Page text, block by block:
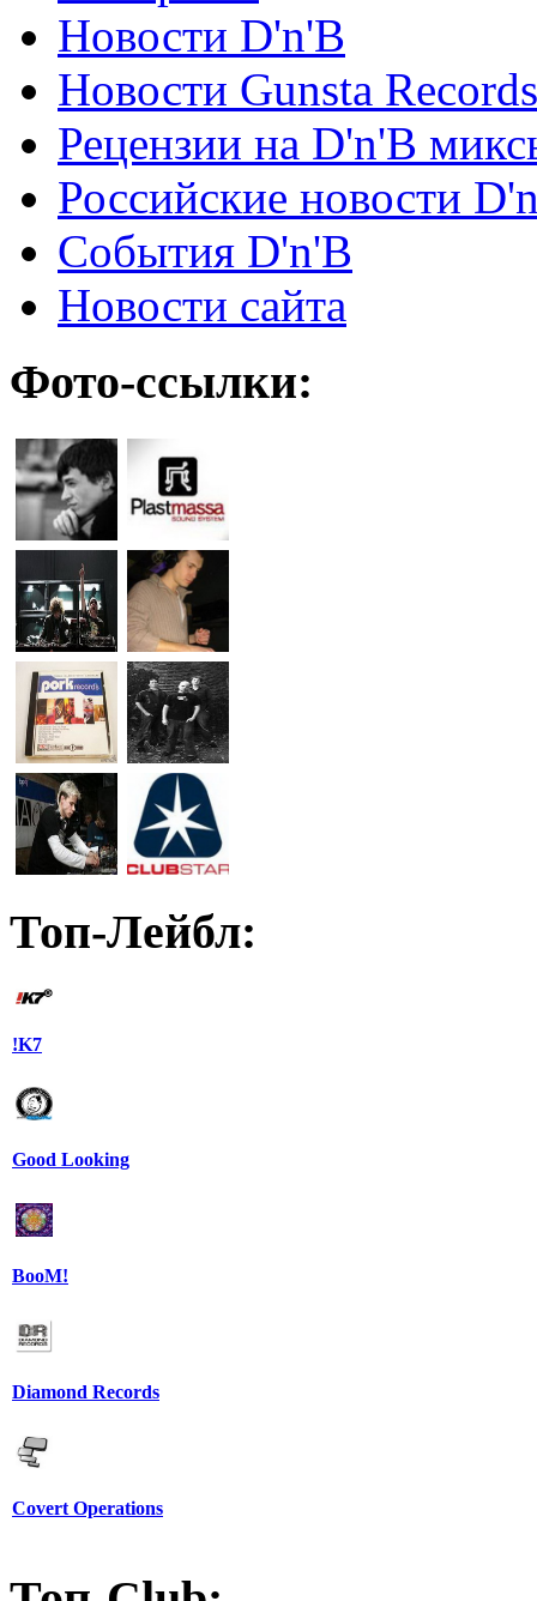
Новости D'n'B
Новости Gunsta Records
Рецензии на D'n'B
Российские новости
События D'n'B
Новости сайта
Фото-ссылки:
Топ-Лейбл:
!K7
Good Looking
BooM!
Diamond Records
Covert Operations